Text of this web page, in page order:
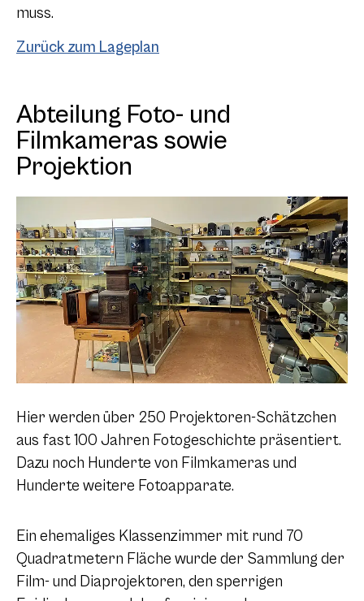
muss.
Zurück zum Lageplan
Abteilung Foto- und
Filmkameras sowie
Projektion
Hier werden über 250 Projektoren-Schätzchen
aus fast 100 Jahren Fotogeschichte präsentiert.
Dazu noch Hunderte von Filmkameras und
Hunderte weitere Fotoapparate.
Ein ehemaliges Klassenzimmer mit rund 70
Quadratmetern Fläche wurde der Sammlung der
Film- und Diaprojektoren, den sperrigen